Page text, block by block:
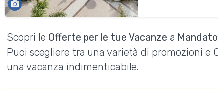
Scopri le Offerte per le tue Vacanze a
Puoi scegliere tra una varietà di promozioni e
una vacanza indimenticabile.